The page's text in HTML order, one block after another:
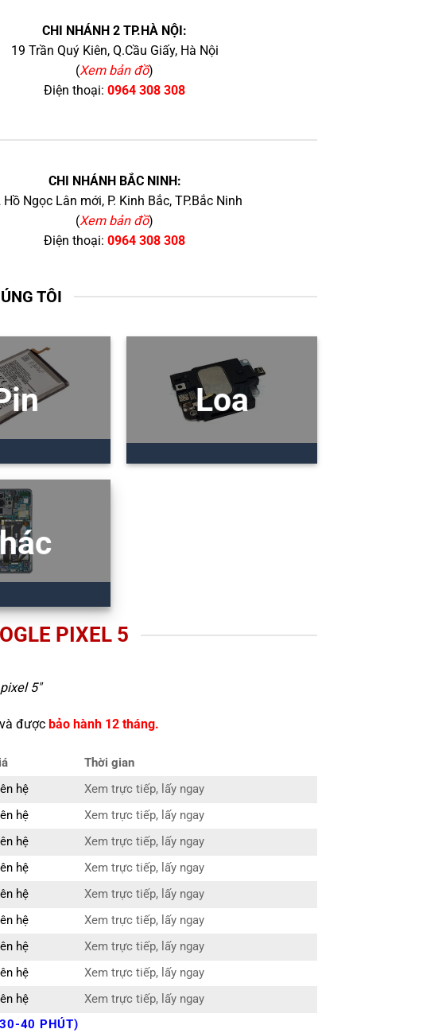
CHI NHÁNH 2 TP.HÀ NỘI:
19 Trần Quý Kiên, Q.Cầu Giấy, Hà Nội
(Xem bản đồ)
Điện thoại: 0964 308 308
CHI NHÁNH BẮC NINH:
Hồ Ngọc Lân mới, P. Kinh Bắc, TP.Bắc Ninh
(Xem bản đồ)
Điện thoại: 0964 308 308
TÔI
Loa
PIXEL 5
5"
được bảo hành 12 tháng.
Thời gian
hệ
Xem trực tiếp, lấy ngay
hệ
Xem trực tiếp, lấy ngay
hệ
Xem trực tiếp, lấy ngay
hệ
Xem trực tiếp, lấy ngay
hệ
Xem trực tiếp, lấy ngay
hệ
Xem trực tiếp, lấy ngay
hệ
Xem trực tiếp, lấy ngay
hệ
Xem trực tiếp, lấy ngay
hệ
Xem trực tiếp, lấy ngay
40 PHÚT)